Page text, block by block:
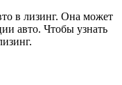
в лизинг. Она может
авто. Чтобы узнать